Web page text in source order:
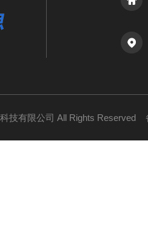
技有限公司 All Rights Reserved